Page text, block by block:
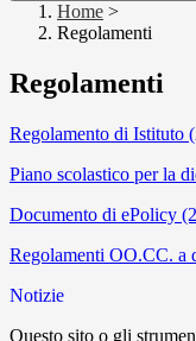
Home >
Regolamenti
Regolamenti
Regolamento di Istituto
Piano scolastico per la
Documento di ePolicy
Regolamenti OO.CC. a
Notizie
Questo sito o gli